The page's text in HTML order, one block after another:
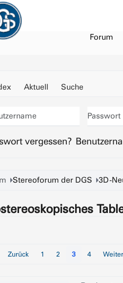
Forum
Aktuell Suche
Passwort
vergessen?
Stereoforum der DGS 3D-
Zurück 1 2 3 4 Weiter